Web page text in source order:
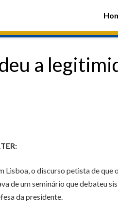
a
o discurso petista de
de um seminário que debateu
da presidente.